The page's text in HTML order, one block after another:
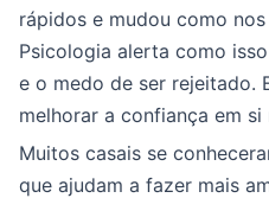
rápidos e mudou como
Psicologia alerta como
e o medo de ser rejeitado.
melhorar a confiança em si
Muitos casais se
que ajudam a fazer mais